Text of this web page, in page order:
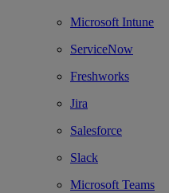
Microsoft Intune
ServiceNow
Freshworks
Jira
Salesforce
Slack
Microsoft Teams